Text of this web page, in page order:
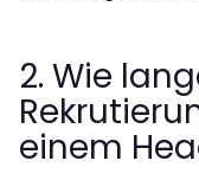
2. Wie
einem